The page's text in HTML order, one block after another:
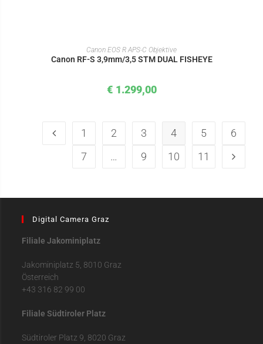
IN DEN WARENKORB
Canon EOS R APS-C Objektive
Canon RF-S 3,9mm/3,5 STM DUAL FISHEYE
€ 1.299,00
1 2 3 4 5
6
7
… 9 10 11
Digital Camera Graz
Filiale Jakominiplatz
Jakominiplatz 5, 8010 Graz
Österreich
+43 316 82 99 00
Filiale Südtiroler Platz
Südtiroler Platz 9, 8020 Graz